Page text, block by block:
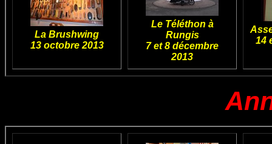
La Brushwing
13 octobre 2013
Le Téléthon à
Rungis
7 et 8 décembre
2013
14